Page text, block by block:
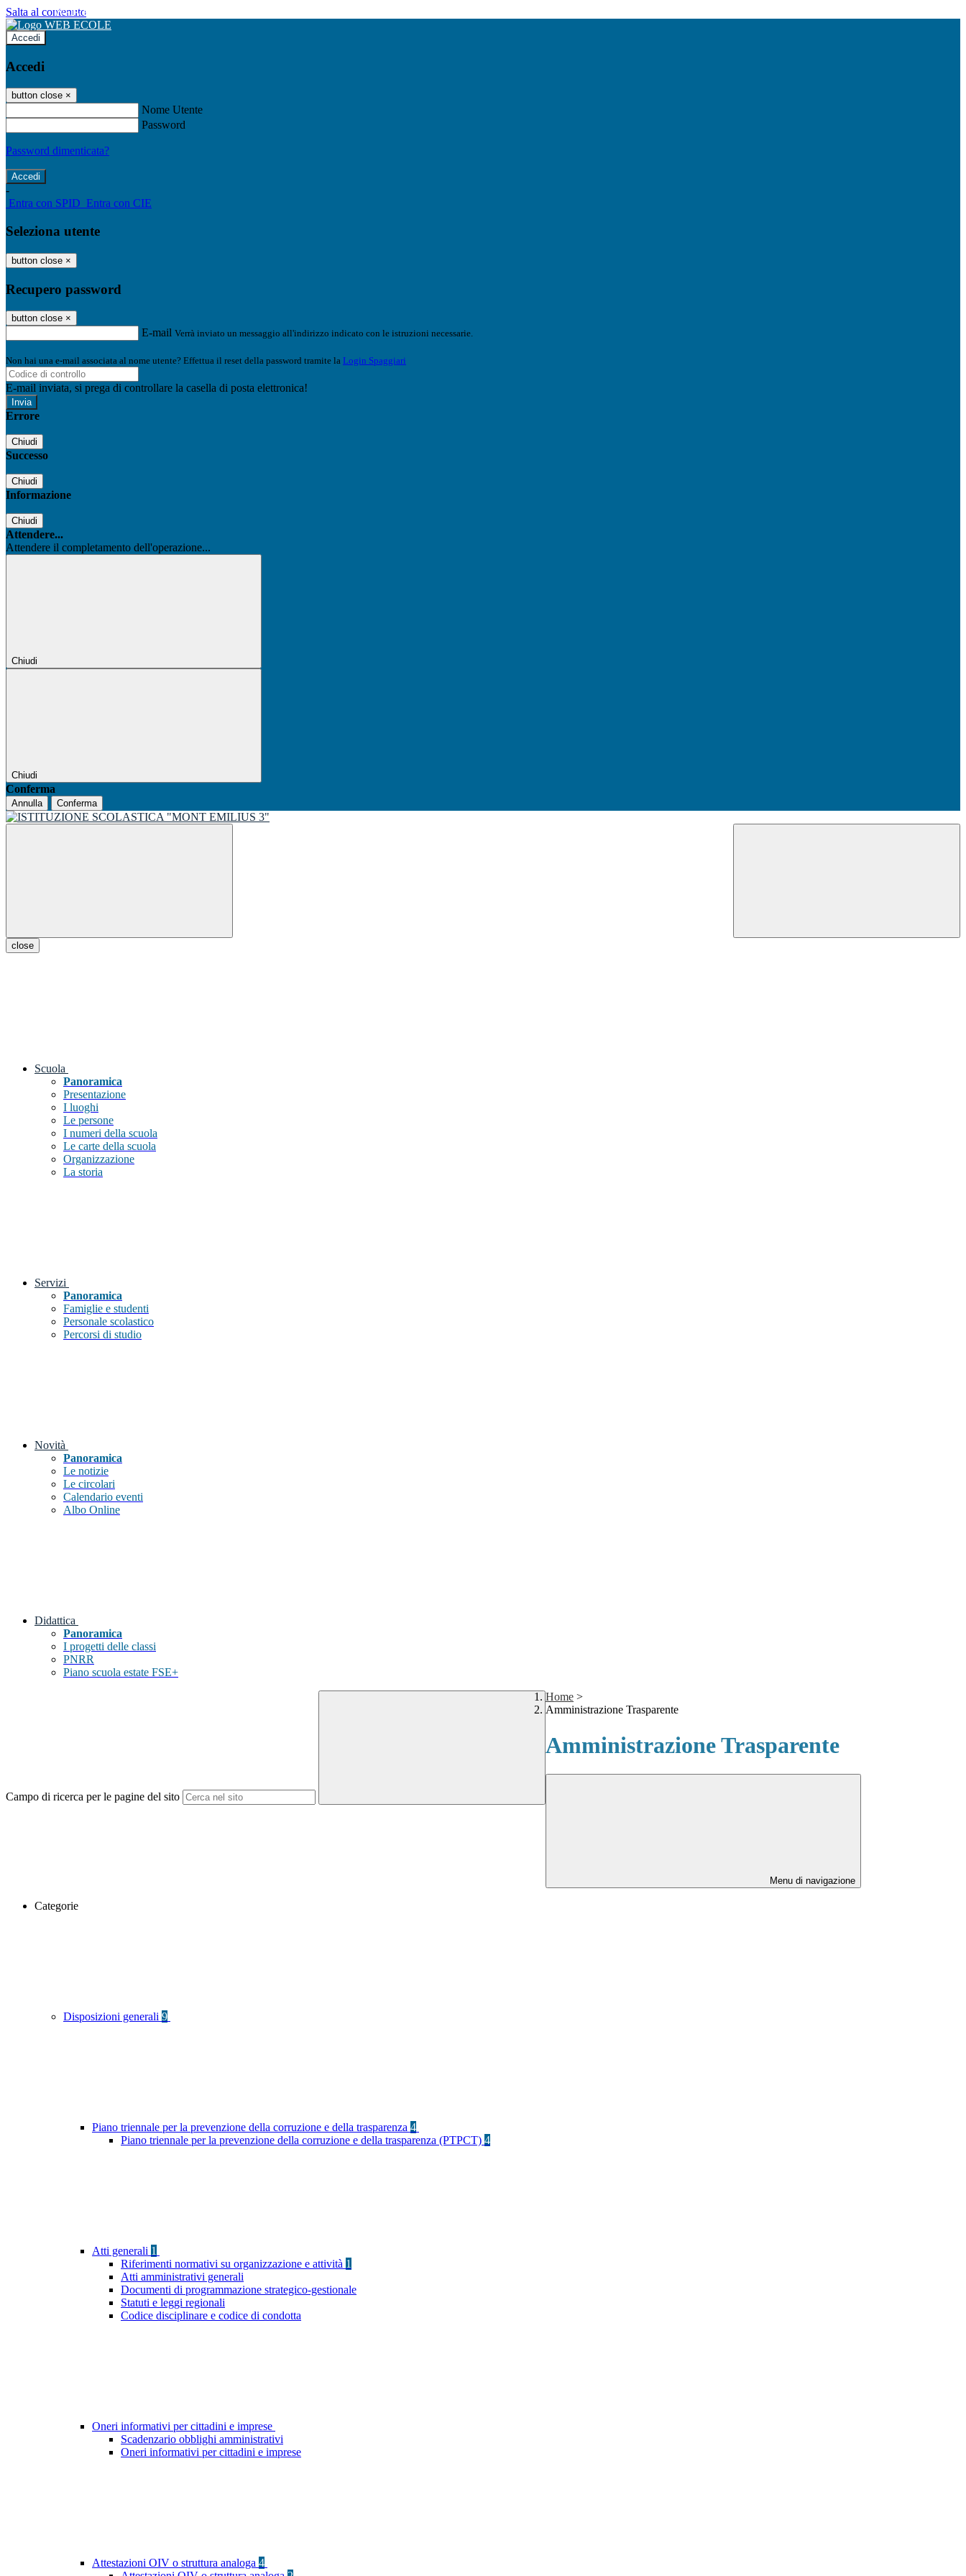
Salta al contenuto
WEB ECOLE
Accedi
Accedi
button close ×
Nome Utente
Password
Password dimenticata?
-
Entra con SPID Entra con CIE
Seleziona utente
button close ×
Recupero password
button close ×
E-mail Verrà inviato un messaggio all'indirizzo indicato con le istruzioni necessarie.
Non hai una e-mail associata al nome utente? Effettua il reset della password tramite la Login Spaggiari
E-mail inviata, si prega di controllare la casella di posta elettronica!
Errore
Chiudi
Successo
Chiudi
Informazione
Chiudi
Attendere...
Attendere il completamento dell'operazione...
Chiudi
Chiudi
Conferma
Annulla Conferma
close
Scuola
Panoramica
Presentazione
I luoghi
Le persone
I numeri della scuola
Le carte della scuola
Organizzazione
La storia
Servizi
Panoramica
Famiglie e studenti
Personale scolastico
Percorsi di studio
Novità
Panoramica
Le notizie
Le circolari
Calendario eventi
Albo Online
Didattica
Panoramica
I progetti delle classi
PNRR
Piano scuola estate FSE+
Campo di ricerca per le pagine del sito
Home >
Amministrazione Trasparente
Amministrazione Trasparente
Menu di navigazione
Categorie
Disposizioni generali 9
Piano triennale per la prevenzione della corruzione e della trasparenza 4
Piano triennale per la prevenzione della corruzione e della trasparenza (PTPCT) 4
Atti generali 1
Riferimenti normativi su organizzazione e attività 1
Atti amministrativi generali
Documenti di programmazione strategico-gestionale
Statuti e leggi regionali
Codice disciplinare e codice di condotta
Oneri informativi per cittadini e imprese
Scadenzario obblighi amministrativi
Oneri informativi per cittadini e imprese
Attestazioni OIV o struttura analoga 4